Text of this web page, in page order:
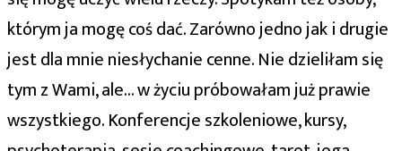
którym ja mogę coś dać. Zarówno jedno jak i drugie
jest dla mnie niesłychanie cenne. Nie dzieliłam się
tym z Wami, ale… w życiu próbowałam już prawie
wszystkiego. Konferencje szkoleniowe, kursy,